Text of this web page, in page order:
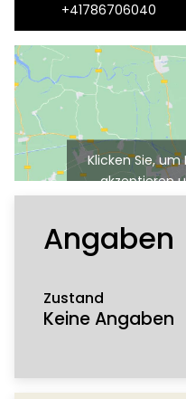
+41786706040
Klicken Sie,
akzeptieren
Angaben
Zustand
Keine Angaben